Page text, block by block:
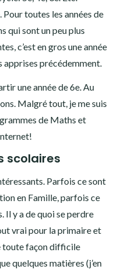
Pour toutes les années de
qui sont un peu plus
c’est en gros une année
apprises précédemment.
une année de 6e. Au
Malgré tout, je me suis
de Maths et
scolaires
Parfois ce sont
en Famille, parfois ce
Il y a de quoi se perdre
vrai pour la primaire et
toute façon difficile
quelques matières (j’en